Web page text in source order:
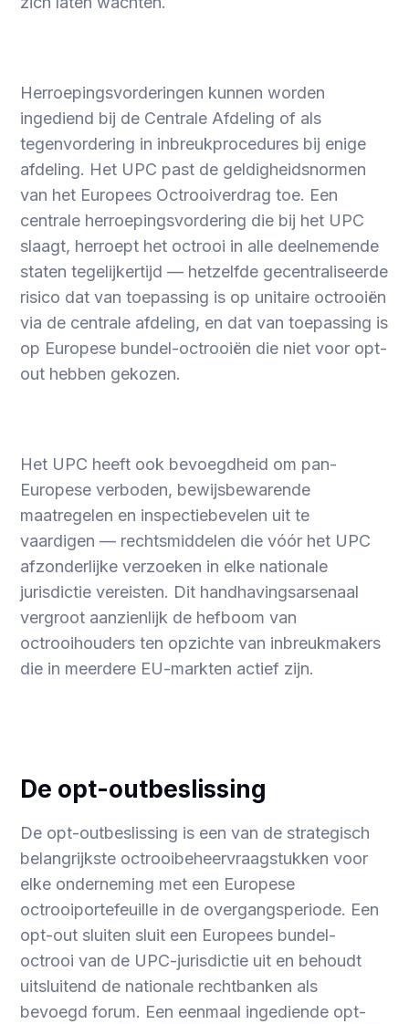
Herroepingsvorderingen kunnen worden
ingediend bij de Centrale Afdeling of als
tegenvordering in inbreukprocedures bij enige
afdeling. Het UPC past de geldigheidsnormen
van het Europees Octrooiverdrag toe. Een
centrale herroepingsvordering die bij het UPC
slaagt, herroept het octrooi in alle deelnemende
staten tegelijkertijd — hetzelfde gecentraliseerde
risico dat van toepassing is op unitaire octrooiën
via de centrale afdeling, en dat van toepassing is
op Europese bundel-octrooiën die niet voor opt-
out hebben gekozen.
Het UPC heeft ook bevoegdheid om pan-
Europese verboden, bewijsbewarende
maatregelen en inspectiebevelen uit te
vaardigen — rechtsmiddelen die vóór het UPC
afzonderlijke verzoeken in elke nationale
jurisdictie vereisten. Dit handhavingsarsenaal
vergroot aanzienlijk de hefboom van
octrooihouders ten opzichte van inbreukmakers
die in meerdere EU-markten actief zijn.
De opt-outbeslissing
De opt-outbeslissing is een van de strategisch
belangrijkste octrooibeheervraagstukken voor
elke onderneming met een Europese
octrooiportefeuille in de overgangsperiode. Een
opt-out sluiten sluit een Europees bundel-
octrooi van de UPC-jurisdictie uit en behoudt
uitsluitend de nationale rechtbanken als
bevoegd forum. Een eenmaal ingediende opt-